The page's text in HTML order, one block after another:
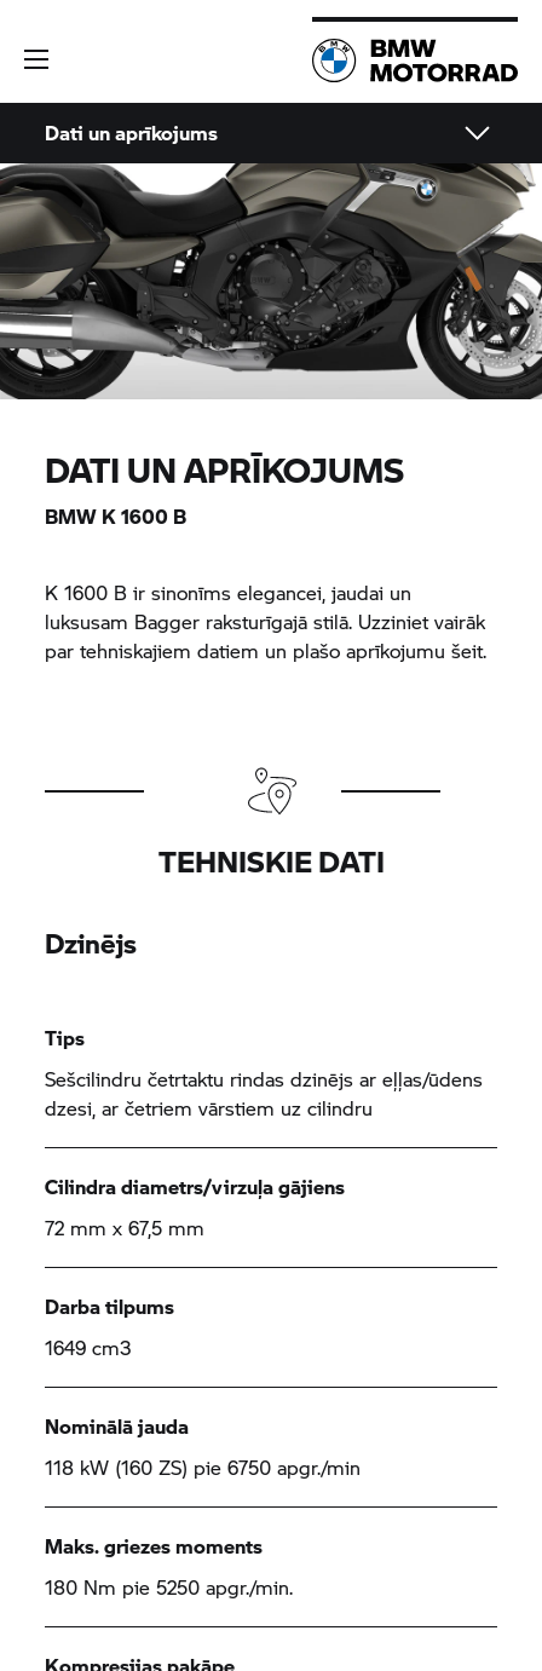
Dati un aprīkojums
DATI UN APRĪKOJUMS
BMW K 1600 B
K 1600 B ir sinonīms elegancei, jaudai un
luksusam Bagger raksturīgajā stilā. Uzziniet vairāk
par tehniskajiem datiem un plašo aprīkojumu šeit.
TEHNISKIE DATI
Dzinējs
Tips
Sešcilindru četrtaktu rindas dzinējs ar eļļas/ūdens
dzesi, ar četriem vārstiem uz cilindru
Cilindra diametrs/virzuļa gājiens
72 mm x 67,5 mm
Darba tilpums
1649 cm3
Nominālā jauda
118 kW (160 ZS) pie 6750 apgr./min
Maks. griezes moments
180 Nm pie 5250 apgr./min.